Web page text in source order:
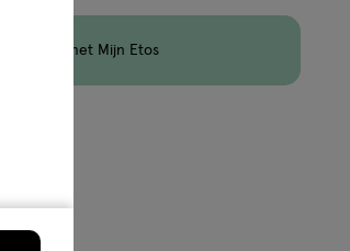
Merk met Mijn Etos